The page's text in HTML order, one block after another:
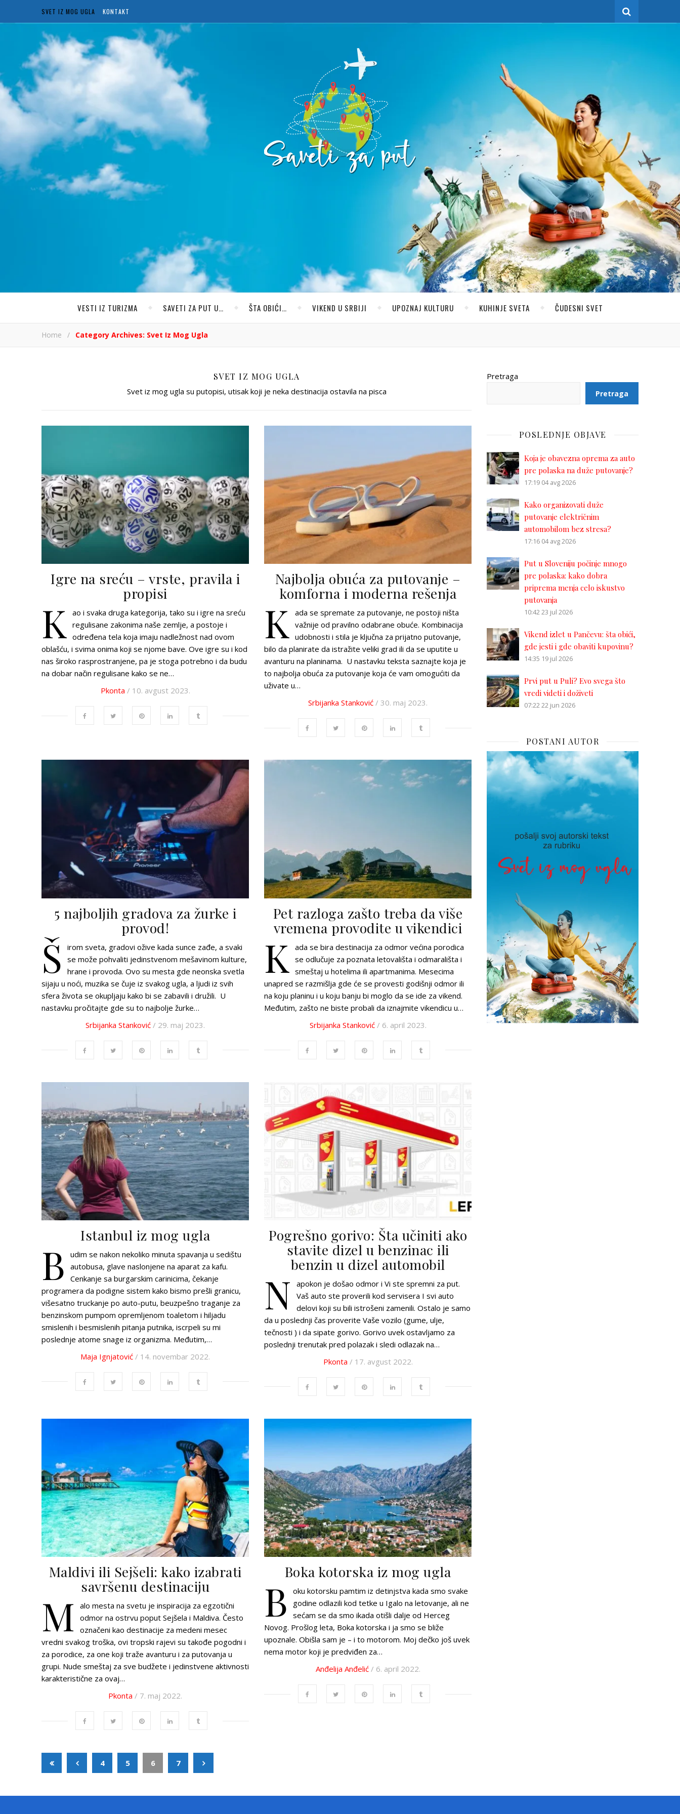
SVET IZ MOG UGLA KONTAKT
VESTI IZ TURIZMA SAVETI ZA PUT U… ŠTA OBIĆI… VIKEND U SRBIJI UPOZNAJ KULTURU KUHINJE SVETA ČUDESNI SVET
Home / Category Archives: Svet Iz Mog Ugla
SVET IZ MOG UGLA
Svet iz mog ugla su putopisi, utisak koji je neka destinacija ostavila na pisca
Igre na sreću – vrste, pravila i
propisi
K ao i svaka druga kategorija, tako su i igre na sreću
regulisane zakonima naše zemlje, a postoje i
određena tela koja imaju nadležnost nad ovom
oblašću, i svima onima koji se njome bave. Ove igre su i kod
nas široko rasprostranjene, pa je stoga potrebno i da budu
na dobar način regulisane kako se ne…
Pkonta / 10. avgust 2023.
Najbolja obuća za putovanje –
komforna i moderna rešenja
K ada se spremate za putovanje, ne postoji ništa
važnije od pravilno odabrane obuće. Kombinacija
udobnosti i stila je ključna za prijatno putovanje,
bilo da planirate da istražite veliki grad ili da se uputite u
avanturu na planinama. U nastavku teksta saznajte koja je
to najbolja obuća za putovanje koja će vam omogućiti da
uživate u…
Srbijanka Stanković / 30. maj 2023.
5 najboljih gradova za žurke i
provod!
Š
irom sveta, gradovi ožive kada sunce zađe, a svaki
se može pohvaliti jedinstvenom mešavinom kulture,
hrane i provoda. Ovo su mesta gde neonska svetla
sijaju u noći, muzika se čuje iz svakog ugla, a ljudi iz svih
sfera života se okupljaju kako bi se zabavili i družili. U
nastavku pročitajte gde su to najbolje žurke…
Srbijanka Stanković / 29. maj 2023.
Pet razloga zašto treba da više
vremena provodite u vikendici
K
ada se bira destinacija za odmor većina porodica
se odlučuje za poznata letovališta i odmarališta i
smeštaj u hotelima ili apartmanima. Mesecima
unapred se razmišlja gde će se provesti godišnji odmor ili
na koju planinu i u koju banju bi moglo da se ide za vikend.
Međutim, zašto ne biste probali da iznajmite vikendicu u…
Srbijanka Stanković/ 6. april 2023.
Istanbul iz mog ugla
B
udim se nakon nekoliko minuta spavanja u sedištu
autobusa, glave naslonjene na aparat za kafu.
Cenkanje sa burgarskim carinicima, čekanje
programera da podigne sistem kako bismo prešli granicu,
višesatno truckanje po auto-putu, beuzpešno traganje za
benzinskom pumpom opremljenom toaletom i hiljadu
smislenih i besmislenih pitanja putnika, iscrpeli su mi
poslednje atome snage iz organizma. Međutim,…
Maja Ignjatović / 14. novembar 2022.
Pogrešno gorivo: Šta učiniti ako
stavite dizel u benzinac ili
benzin u dizel automobil
N
apokon je došao odmor i Vi ste spremni za put.
Vaš auto ste proverili kod servisera I svi auto
delovi koji su bili istrošeni zamenili. Ostalo je samo
da u poslednji čas proverite Vaše vozilo (gume, ulje,
tečnosti ) i da sipate gorivo. Gorivo uvek ostavljamo za
poslednji trenutak pred polazak i sledi odlazak na…
Pkonta / 17. avgust 2022.
Maldivi ili Sejšeli: kako izabrati
savršenu destinaciju
M
alo mesta na svetu je inspiracija za egzotični
odmor na ostrvu poput Sejšela i Maldiva. Često
označeni kao destinacije za medeni mesec
vredni svakog troška, ovi tropski rajevi su takođe pogodni i
za porodice, za one koji traže avanturu i za putovanja u
grupi. Nude smeštaj za sve budžete i jedinstvene aktivnosti
karakteristične za ovaj…
Pkonta / 7. maj 2022.
Boka kotorska iz mog ugla
B
oku kotorsku pamtim iz detinjstva kada smo svake
godine odlazili kod tetke u Igalo na letovanje, ali ne
sećam se da smo ikada otišli dalje od Herceg
Novog. Prošlog leta, Boka kotorska i ja smo se bliže
upoznale. Obišla sam je – i to motorom. Moj dečko još uvek
nema motor koji je predviđen za…
Anđelija Anđelić/ 6. april 2022.
4 5 6 7
Pretraga
Pretraga
POSLEDNJE OBJAVE
Koja je obavezna oprema za auto
pre polaska na duže putovanje?
17:19 04 avg 2026
Kako organizovati duže
putovanje električnim
automobilom bez stresa?
17:16 04 avg 2026
Put u Sloveniju počinje mnogo
pre polaska: kako dobra
priprema menja celo iskustvo
putovanja
10:4223 jul 2026
Vikend izlet u Pančevu: šta obići,
gde jesti i gde obaviti kupovinu?
14:35 19 jul 2026
Prvi put u Puli? Evo svega što
vredi videti i doživeti
07:2222 jun 2026
POSTANI AUTOR